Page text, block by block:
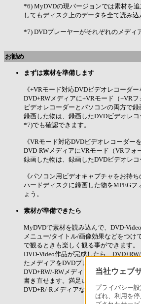
*6) MyDVDの現バージョンでは素材を
してもディスク上のデータを全て読み込
*7) DVDプレーヤーがそれぞれのメディ
お勧め
まずは素材を準備します
《+VRモード対応DVDビデオレコーダー
DVD+RWメディアに+VRモード（+VR
ビデオレコーダーとパソコンの両方で録
録画した物は、録画したDVDビデオレ
*7)でも確認できます。
《VRモード対応DVDビデオレコーダー
DVD-RWメディアにVRモード（VRフォ
録画した物は、録画したDVDビデオレ
《パソコン用ビデオキャプチャをお持ち
ハードディスクに録画した物をMPEG
ょう。
素材が準備できたら
MyDVDで素材を読み込んで、DVD-
メニュー/タイトル/画像効果などをつけ
で観るときも楽しく観る事ができます。
DVD-Video作品が完成したら、
たメディアをDVDプレーヤーで再生し
DVD+RW/-RWメディアなら 、さらに
書き直せます。満足いく物が出来上がっ
DVD+R/-Rメディアなら間違えて消して
当社ウェブ
プライバシー
ばれ、利用を